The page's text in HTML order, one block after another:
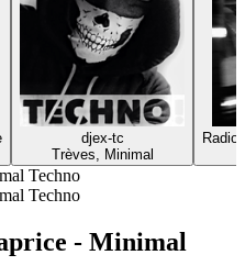
djex-tc
Trèves, Minimal
Radio
Techno
Techno
- Minimal